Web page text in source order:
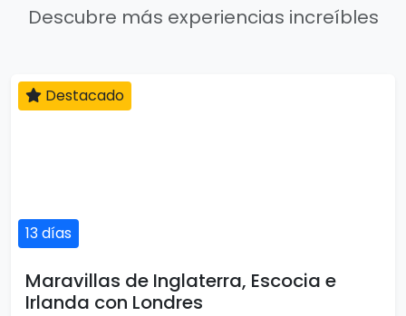
Descubre más experiencias increíbles
13 días
Destacado
Maravillas de Inglaterra, Escocia e
Irlanda con Londres